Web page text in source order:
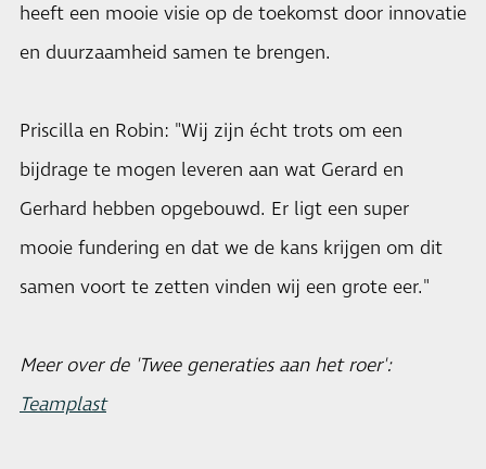
heeft een mooie visie op de toekomst door innovatie
en duurzaamheid samen te brengen.
Priscilla en Robin: "Wij zijn écht trots om een
bijdrage te mogen leveren aan wat Gerard en
Gerhard hebben opgebouwd. Er ligt een super
mooie fundering en dat we de kans krijgen om dit
samen voort te zetten vinden wij een grote eer."
Meer over de 'Twee generaties aan het roer':
Teamplast